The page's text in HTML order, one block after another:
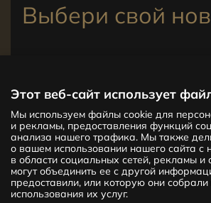
Этот веб-сайт использует
Мы используем файлы cookie для
и рекламы, предоставления функций
анализа нашего трафика. Мы также
о вашем использовании нашего сайта
в области социальных сетей, рекламы и
могут объединить ее с другой
предоставили, или которую они
использования их услуг.
Выбери свой
Новый проект CENTRUS
142 эксклюзивные и
в центре Риги – от уютных
площадью 24 кв. м до
апартаментов площадью 210
свое жилище и будь в центре